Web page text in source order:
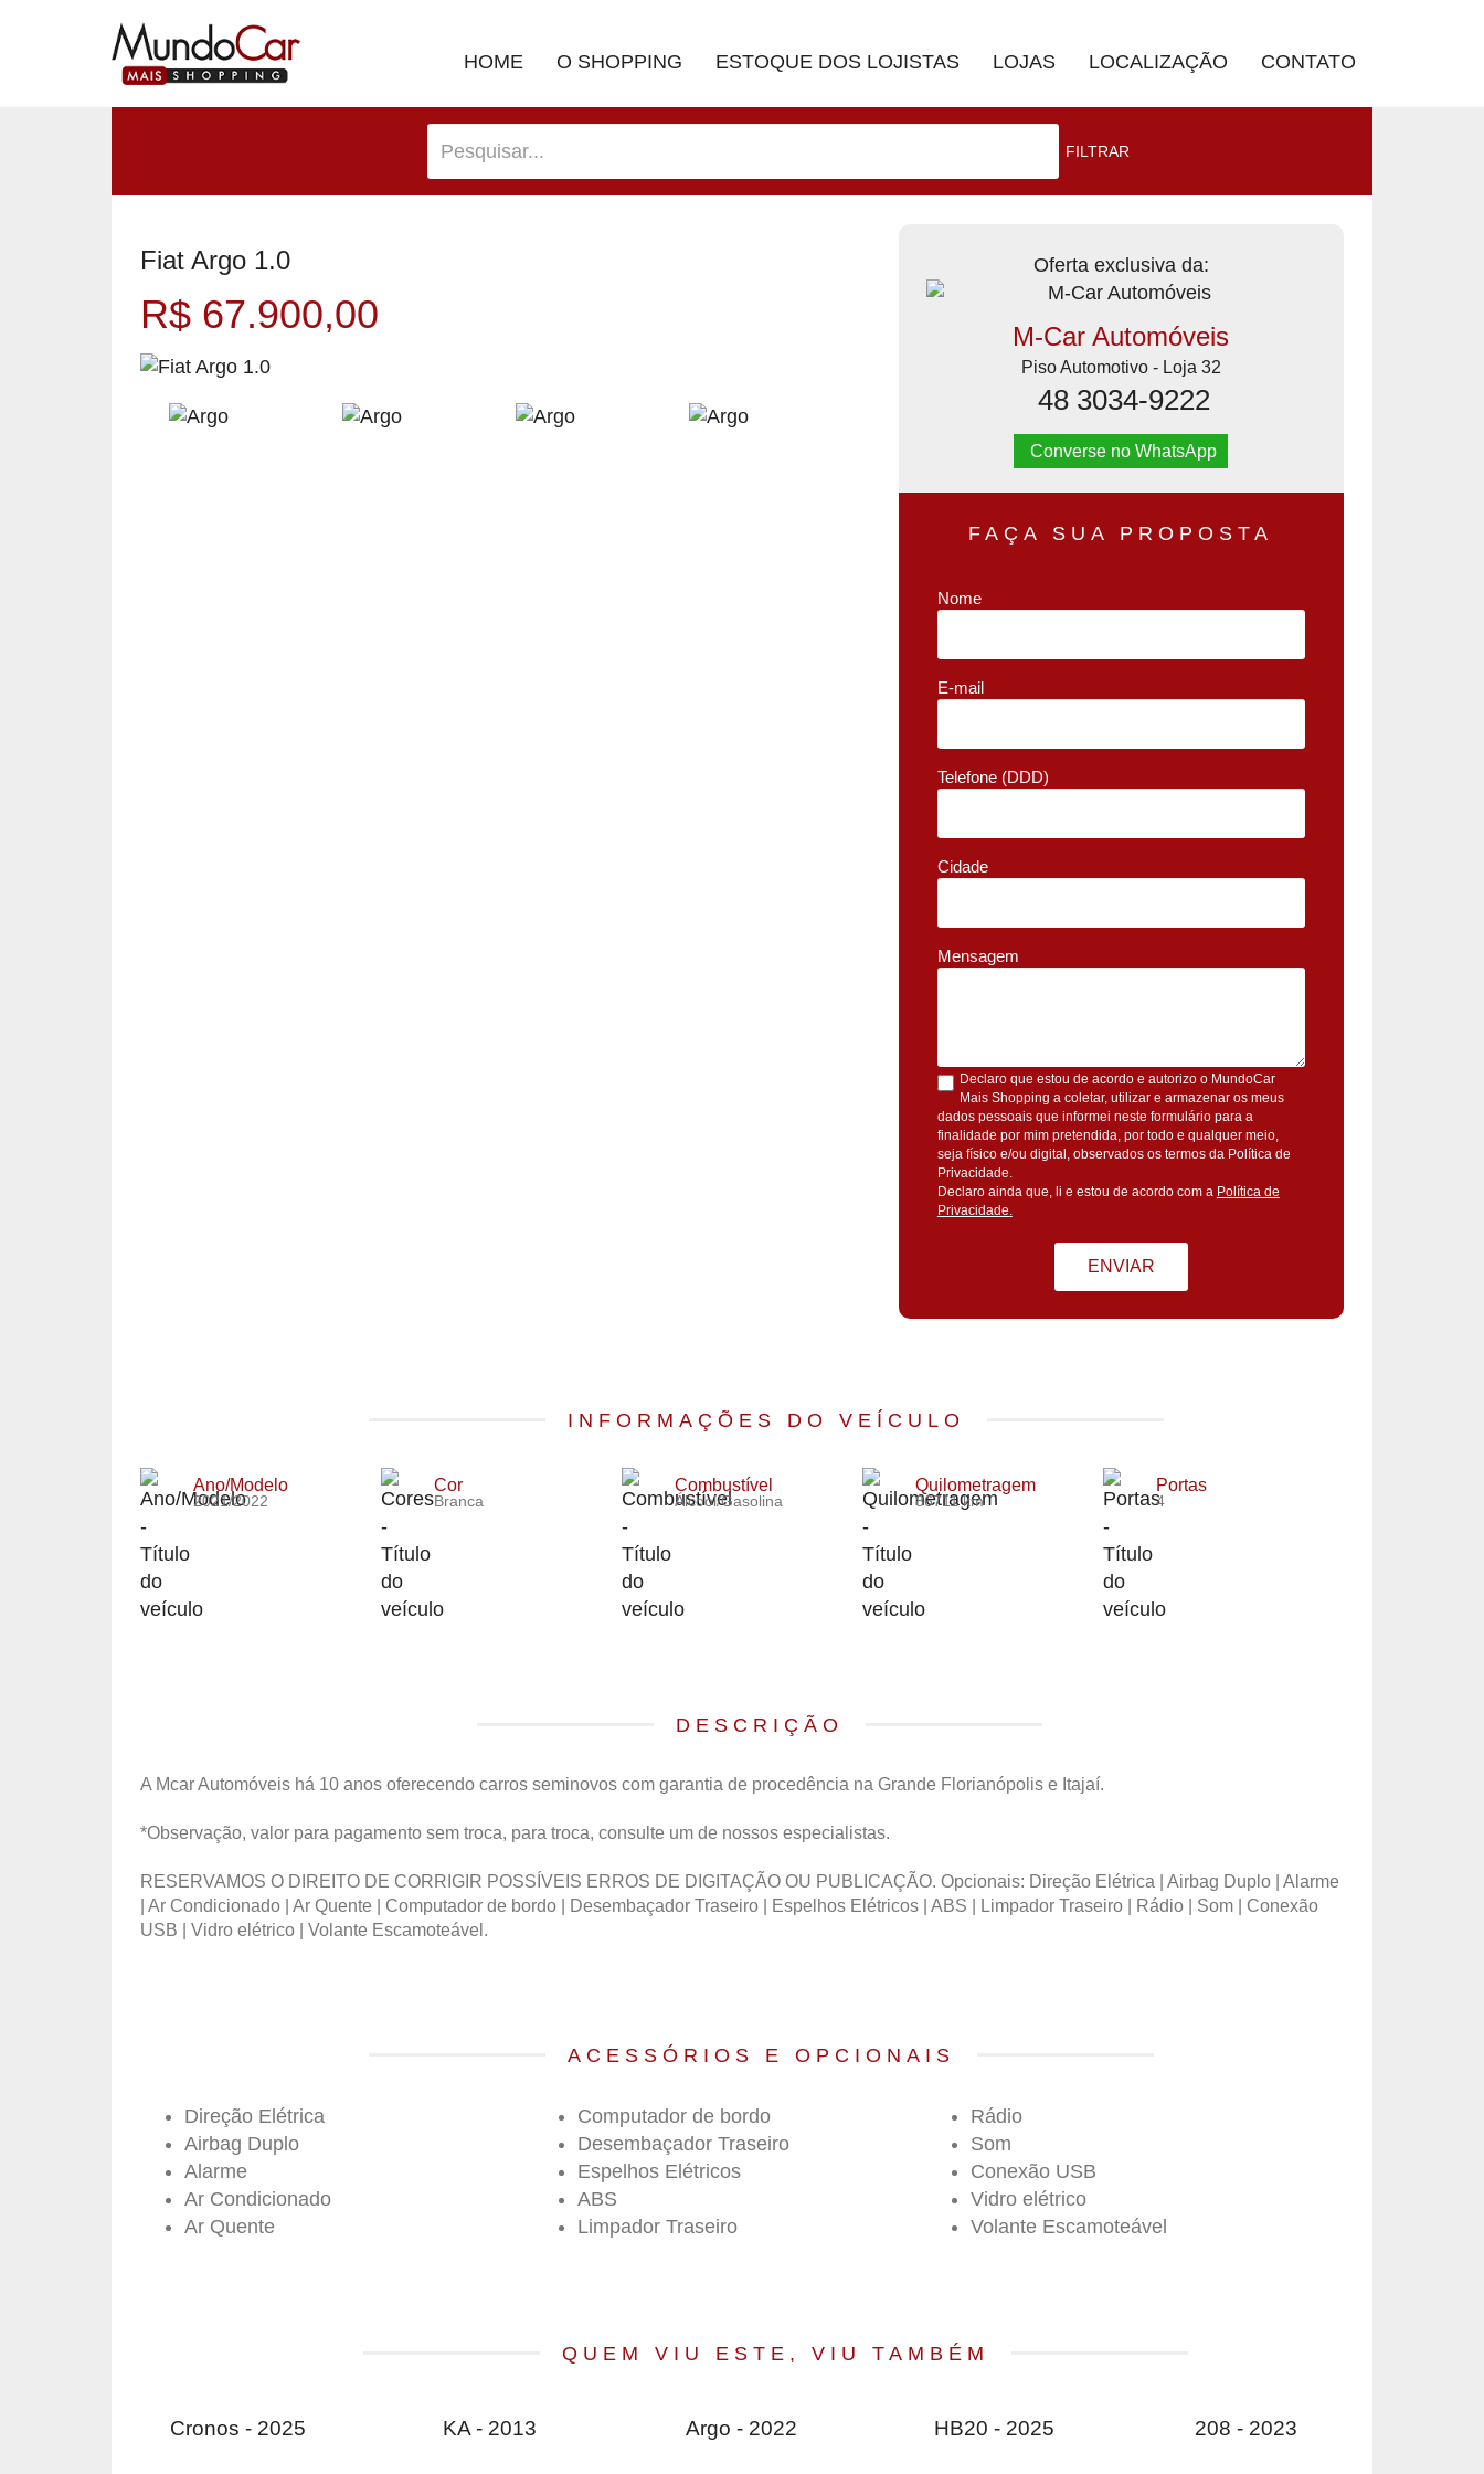
HOME O SHOPPING ESTOQUE DOS LOJISTAS LOJAS LOCALIZAÇÃO CONTATO
FILTRAR
Fiat Argo 1.0
R$ 67.900,00
Oferta exclusiva da:
M-Car Automóveis
Piso Automotivo - Loja 32
48 3034-9222
Converse no WhatsApp
FAÇA SUA PROPOSTA
Nome
E-mail
Telefone (DDD)
Cidade
Mensagem
Declaro que estou de acordo e autorizo o MundoCar
Mais Shopping a coletar, utilizar e armazenar os meus
dados pessoais que informei neste formulário para a
finalidade por mim pretendida, por todo e qualquer meio,
seja físico e/ou digital, observados os termos da Política de
Privacidade.
Declaro ainda que, li e estou de acordo com a Política de
Privacidade.
ENVIAR
INFORMAÇÕES DO VEÍCULO
Ano/Modelo
2021/2022
Cor
Branca
Combustível
Álcool/Gasolina
Quilometragem
86711 km
Portas
4
DESCRIÇÃO
A Mcar Automóveis há 10 anos oferecendo carros seminovos com garantia de procedência na Grande Florianópolis e Itajaí.
*Observação, valor para pagamento sem troca, para troca, consulte um de nossos especialistas.
RESERVAMOS O DIREITO DE CORRIGIR POSSÍVEIS ERROS DE DIGITAÇÃO OU PUBLICAÇÃO. Opcionais: Direção Elétrica | Airbag Duplo | Alarme
| Ar Condicionado | Ar Quente | Computador de bordo | Desembaçador Traseiro | Espelhos Elétricos | ABS | Limpador Traseiro | Rádio | Som | Conexão
USB | Vidro elétrico | Volante Escamoteável.
ACESSÓRIOS E OPCIONAIS
Direção Elétrica
Airbag Duplo
Alarme
Ar Condicionado
Ar Quente
Computador de bordo
Desembaçador Traseiro
Espelhos Elétricos
ABS
Limpador Traseiro
Rádio
Som
Conexão USB
Vidro elétrico
Volante Escamoteável
QUEM VIU ESTE, VIU TAMBÉM
Cronos - 2025 KA - 2013 Argo - 2022 HB20 - 2025 208 - 2023